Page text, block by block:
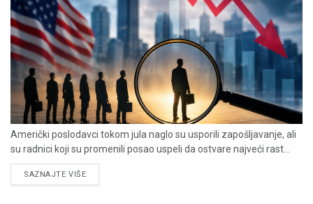
Američki poslodavci tokom jula naglo su usporili zapošljavanje, ali
su radnici koji su promenili posao uspeli da ostvare najveći rast...
SAZNAJTE VIŠEDETAILS